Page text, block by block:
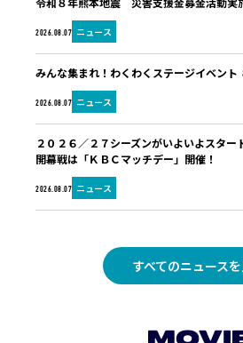
2026.08.07 ニュース
2026.08.07 ニュース
みんな集まれ！わくわくステージイベント
2026.08.07 ニュース
２０２６／２７シーズンがいよいよスター
開幕戦は「ＫＢＣマッチデー」開催！
すべてのニュース